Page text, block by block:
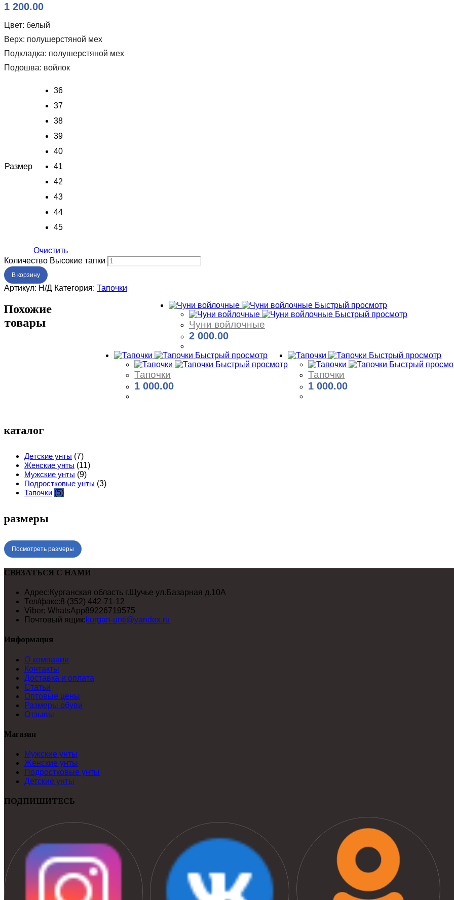
1 200.00
Цвет: белый
Верх: полушерстяной мех
Подкладка: полушерстяной мех
Подошва: войлок
Размер
36
37
38
39
40
41
42
43
44
45
Очистить
Количество Высокие тапки
В корзину
Артикул: Н/Д Категория: Тапочки
Похожие
товары
Быстрый просмотр
Быстрый просмотр
Чуни войлочные
2 000.00
Быстрый просмотр
Быстрый просмотр
Тапочки
1 000.00
Быстрый просмотр
Быстрый
Тапочки
1 000.00
каталог
Детские унты (7)
Женские унты (11)
Мужские унты (9)
Подростковые унты (3)
Тапочки (5)
размеры
Посмотреть размеры
СВЯЗАТЬСЯ С НАМИ
Адрес: Курганская область г.Щучье ул.Базарная д.10А
Тел/факс:8 (352) 442-71-12
Viber; WhatsApp89226719575
Почтовый ящик:kurgan-unti@yandex.ru
Информация
О компании
Контакты
Доставка и оплата
Статьи
Оптовые цены
Размеры обуви
Отзывы
Магазин
Мужские унты
Женские унты
Подростковые унты
Детские унты
ПОДПИШИТЕСЬ